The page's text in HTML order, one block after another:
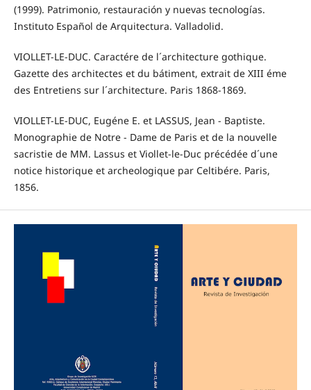
(1999). Patrimonio, restauración y nuevas tecnologías.
Instituto Español de Arquitectura. Valladolid.
VIOLLET-LE-DUC. Caractére de l´architecture gothique.
Gazette des architectes et du bátiment, extrait de XIII éme
des Entretiens sur l´architecture. Paris 1868-1869.
VIOLLET-LE-DUC, Eugéne E. et LASSUS, Jean - Baptiste.
Monographie de Notre - Dame de Paris et de la nouvelle
sacristie de MM. Lassus et Viollet-le-Duc précédée d´une
notice historique et archeologique par Celtibére. Paris,
1856.